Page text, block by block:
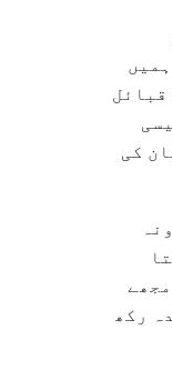
قبائل
کی
رکھ